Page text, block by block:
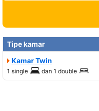
Tipe kamar
Kamar Twin
1 single dan 1 double